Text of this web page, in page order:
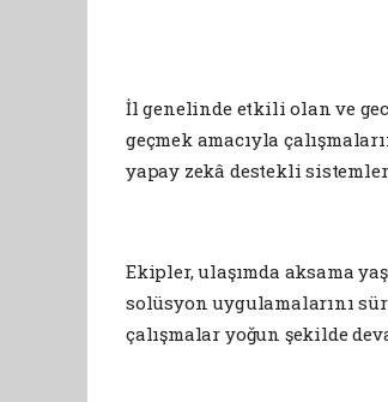
İl genelinde etkili olan ve
geçmek amacıyla
yapay zekâ destekli
Ekipler, ulaşımda aksama
solüsyon uygulamalarını
çalışmalar yoğun şekilde